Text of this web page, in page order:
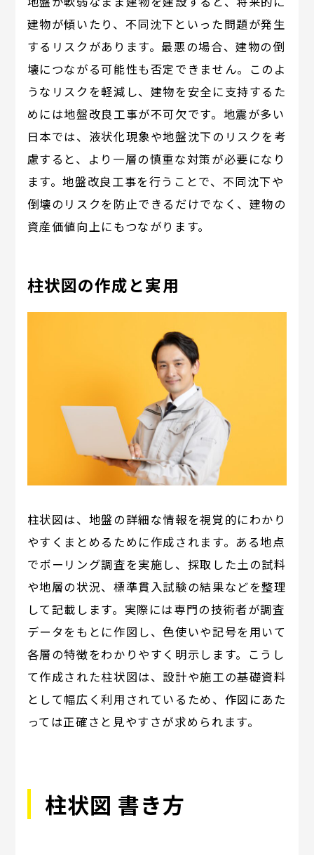
建物が傾いたり、不同沈下といった問題が発生
するリスクがあります。最悪の場合、建物の倒
壊につながる可能性も否定できません。このよ
うなリスクを軽減し、建物を安全に支持するた
めには地盤改良工事が不可欠です。地震が多い
日本では、液状化現象や地盤沈下のリスクを考
慮すると、より一層の慎重な対策が必要になり
ます。地盤改良工事を行うことで、不同沈下や
倒壊のリスクを防止できるだけでなく、建物の
資産価値向上にもつながります。
柱状図の作成と実用
柱状図は、地盤の詳細な情報を視覚的にわかり
やすくまとめるために作成されます。ある地点
でボーリング調査を実施し、採取した土の試料
や地層の状況、標準貫入試験の結果などを整理
して記載します。実際には専門の技術者が調査
データをもとに作図し、色使いや記号を用いて
各層の特徴をわかりやすく明示します。こうし
て作成された柱状図は、設計や施工の基礎資料
として幅広く利用されているため、作図にあた
っては正確さと見やすさが求められます。
柱状図 書き方